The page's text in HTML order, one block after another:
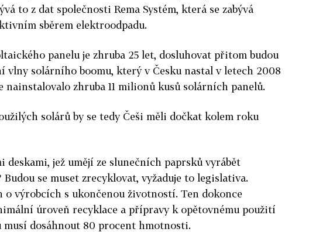
to z dat společnosti Rema Systém, která se zabývá
sběrem elektroodpadu.
panelu je zhruba 25 let, dosluhovat přitom budou
vlny solárního boomu, který v Česku nastal v letech 2008
nainstalovalo zhruba 11 milionů kusů solárních panelů.
solárů by se tedy Češi měli dočkat kolem roku
deskami, jež umějí ze slunečních paprsků vyrábět
se muset zrecyklovat, vyžaduje to legislativa.
o výrobcích s ukončenou životností. Ten dokonce
úroveň recyklace a přípravy k opětovnému použití
musí dosáhnout 80 procent hmotnosti.